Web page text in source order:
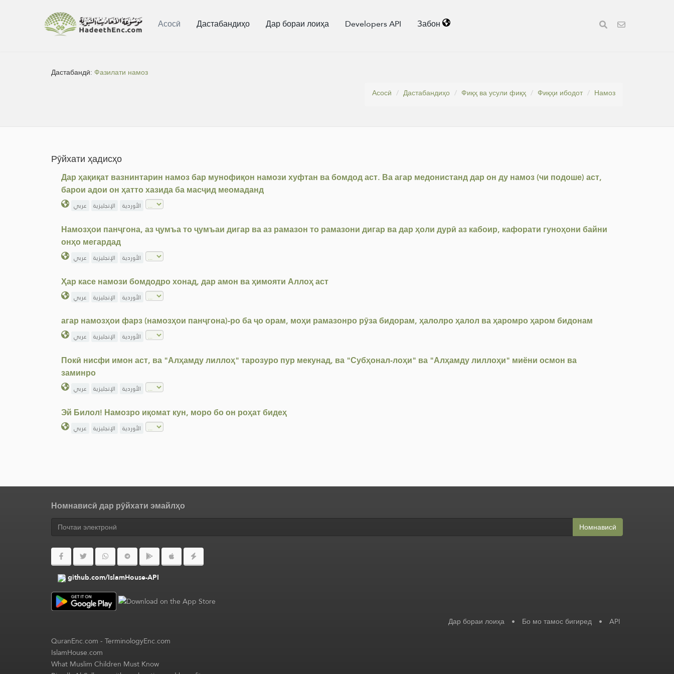
Асосӣ Дастабандиҳо Дар бораи лоиҳа Developers API Забон
Дастабандӣ:Фазилати намоз
Асосӣ
Дастабандиҳо Фиқҳ ва усули фиқҳ Фиқҳи ибодот Намоз
Рӯйхати ҳадисҳо
Дар ҳақиқат вазнинтарин намоз бар мунофиқон намози хуфтан ва бомдод аст. Ва агар медонистанд дар он ду намоз (чи подоше) аст,
барои адои он ҳатто хазида ба масҷид меомаданд
عربي الإنجليزية الأوردية
Намозҳои панҷгона, аз ҷумъа то ҷумъаи дигар ва аз рамазон то рамазони дигар ва дар ҳоли дурӣ аз кабоир, кафорати гуноҳони байни
онҳо мегардад
عربي الإنجليزية الأوردية
Ҳар касе намози бомдодро хонад, дар амон ва ҳимояти Аллоҳ аст
عربي الإنجليزية الأوردية
агар намозҳои фарз (намозҳои панҷгона)-ро ба ҷо орам, моҳи рамазонро рӯза бидорам, ҳалолро ҳалол ва ҳаромро ҳаром бидонам
عربي الإنجليزية الأوردية
Покӣ нисфи имон аст, ва "Алҳамду лиллоҳ" тарозуро пур мекунад, ва "Субҳонал-лоҳи" ва "Алҳамду лиллоҳи" миёни осмон ва
заминро
عربي الإنجليزية الأوردية
Эй Билол! Намозро иқомат кун, моро бо он роҳат бидеҳ
عربي الإنجليزية الأوردية
Номнависӣ дар рӯйхати эмайлҳо
Номнависӣ
github.com/IslamHouse-API
Дар бораи лоиҳа • Бо мо тамос бигиред • API
QuranEnc.com-TerminologyEnc.com
IslamHouse.com
What Muslim Children Must Know